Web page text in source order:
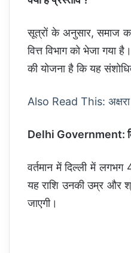
सूत्रों के अनुसार, समाज
वित्त विभाग को भेजा गया
की योजना है कि यह
Also Read This: अक्षरा
Delhi Government:
वर्तमान में दिल्ली में
यह राशि उनकी उम्र और
जाएगी।